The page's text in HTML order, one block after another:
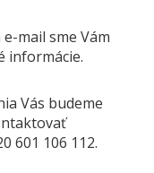
mail sme Vám
informácie.
Vás budeme
601 106 112.